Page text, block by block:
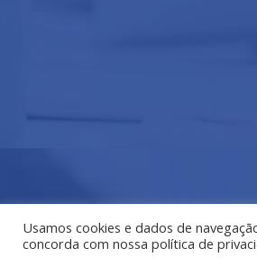
Usamos cookies e dados de
concorda com nossa política de